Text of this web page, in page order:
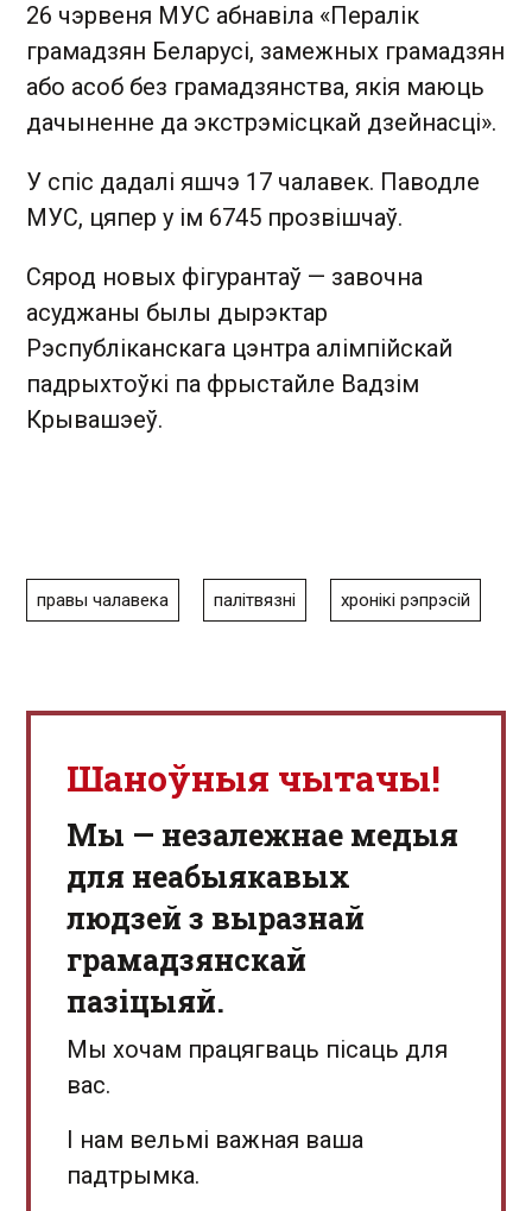
26 чэрвеня МУС абнавіла «Пералік
грамадзян Беларусі, замежных грамадзян
або асоб без грамадзянства, якія маюць
дачыненне да экстрэмісцкай дзейнасці».
У спіс дадалі яшчэ 17 чалавек. Паводле
МУС, цяпер у ім 6745 прозвішчаў.
Сярод новых фігурантаў — завочна
асуджаны былы дырэктар
Рэспубліканскага цэнтра алімпійскай
падрыхтоўкі па фрыстайле Вадзім
Крывашэеў.
правы чалавека палітвязні хронікі рэпрэсій
Шаноўныя чытачы!
Мы — незалежнае медыя
для неабыякавых
людзей з выразнай
грамадзянскай
пазіцыяй.
Мы хочам працягваць пісаць для
вас.
І нам вельмі важная ваша
падтрымка.